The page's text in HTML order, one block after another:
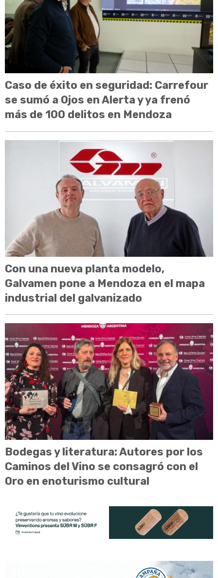
Caso de éxito en seguridad: Carrefour
se sumó a Ojos en Alerta y ya frenó
más de 100 delitos en Mendoza
Con una nueva planta modelo,
Galvamen pone a Mendoza en el mapa
industrial del galvanizado
Bodegas y literatura: Autores por los
Caminos del Vino se consagró con el
Oro en enoturismo cultural